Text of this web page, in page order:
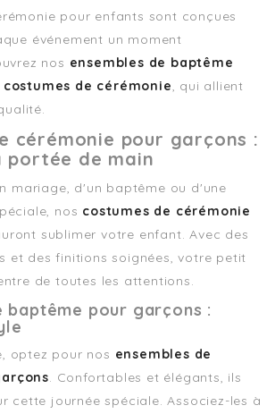
pour enfants sont conçues
événement un moment
nos ensembles de baptême
costumes de cérémonie, qui allient
cérémonie pour garçons :
portée de main
mariage, d'un baptême ou d'une
nos costumes de cérémonie
sublimer votre enfant. Avec des
et des finitions soignées, votre petit
de toutes les attentions.
baptême pour garçons :
optez pour nos ensembles de
. Confortables et élégants, ils
cette journée spéciale. Associez-les à